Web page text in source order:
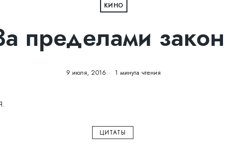
КИНО
пределами
9 июля, 2016 1 минута чтения
ЦИТАТЫ